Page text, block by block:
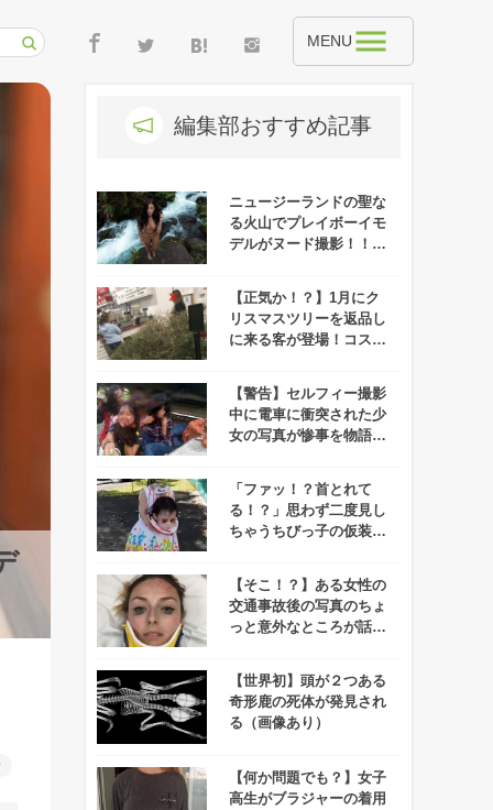
MENU
編集部おすすめ記事
ニュージーランドの聖な
る火山でプレイボーイモ
デルがヌード撮影！！→
【正気か！？】1月にク
リスマスツリーを返品し
に来る客が登場！コスト
【警告】セルフィー撮影
中に電車に衝突された少
女の写真が惨事を物語
「ファッ！？首とれて
る！？」思わず二度見し
ちゃうちびっ子の仮装が
【そこ！？】ある女性の
交通事故後の写真のちょ
っと意外なところが話題
【世界初】頭が２つある
奇形鹿の死体が発見され
る（画像あり）
【何か問題でも？】女子
高生がブラジャーの着用